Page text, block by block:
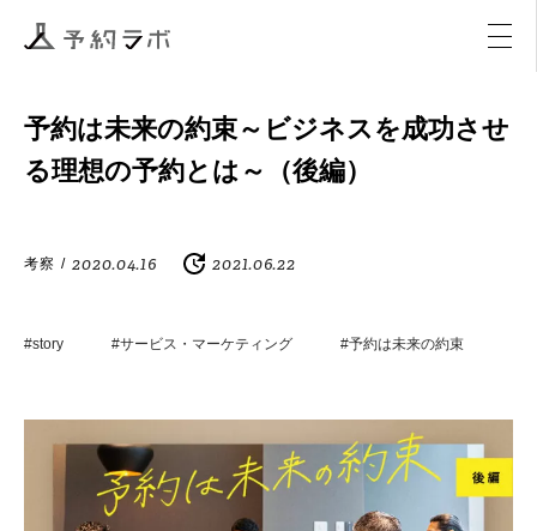
アクティビティ
予約は未来の約束～ビジネスを成功させ
る理想の予約とは～（後編）
考察 / 2020.04.16 2021.06.22
#story #サービス・マーケティング #予約は未来の約束